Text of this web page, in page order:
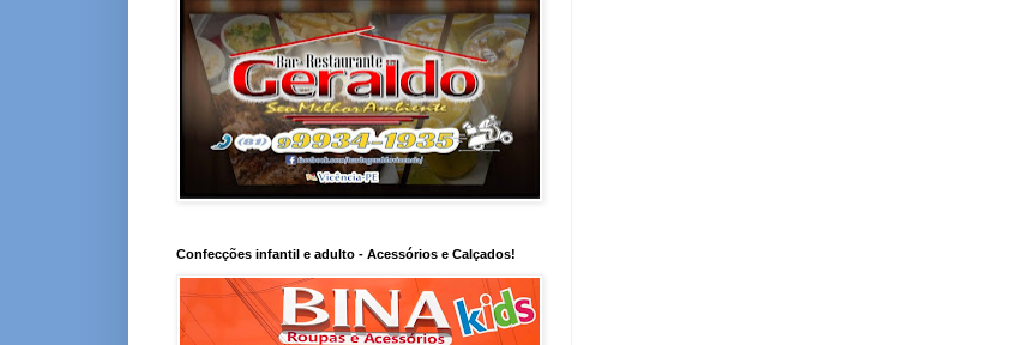
Confecções infantil e adulto - Acessórios e Calçados!